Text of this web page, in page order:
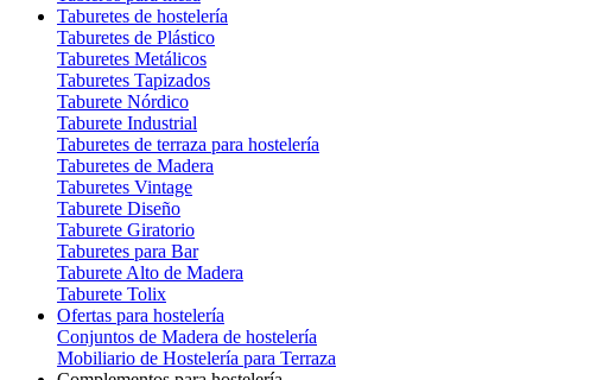
Taburetes de hostelería
Taburetes de Plástico
Taburetes Metálicos
Taburetes Tapizados
Taburete Nórdico
Taburete Industrial
Taburetes de terraza para hostelería
Taburetes de Madera
Taburetes Vintage
Taburete Diseño
Taburete Giratorio
Taburetes para Bar
Taburete Alto de Madera
Taburete Tolix
Ofertas para hostelería
Conjuntos de Madera de hostelería
Mobiliario de Hostelería para Terraza